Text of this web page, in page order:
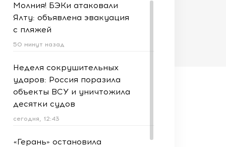
Молния! БЭКи атаковали
Ялту: объявлена эвакуация
с пляжей
50 минут назад
Неделя сокрушительных
ударов: Россия поразила
объекты ВСУ и уничтожила
десятки судов
сегодня, 12:43
«Герань» остановила